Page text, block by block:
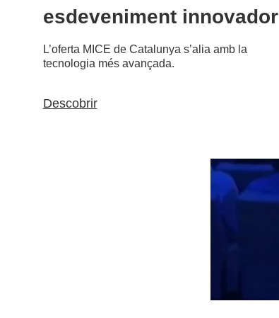
esdeveniment innovador
L’oferta MICE de Catalunya s’alia amb la
tecnologia més avançada.
Descobrir